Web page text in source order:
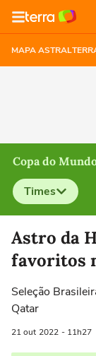
MAPA ASTRAL
Copa do
Times
Selecione o
Astro da
favoritos
Seleção
Qatar
21 out 2022 - 11h27